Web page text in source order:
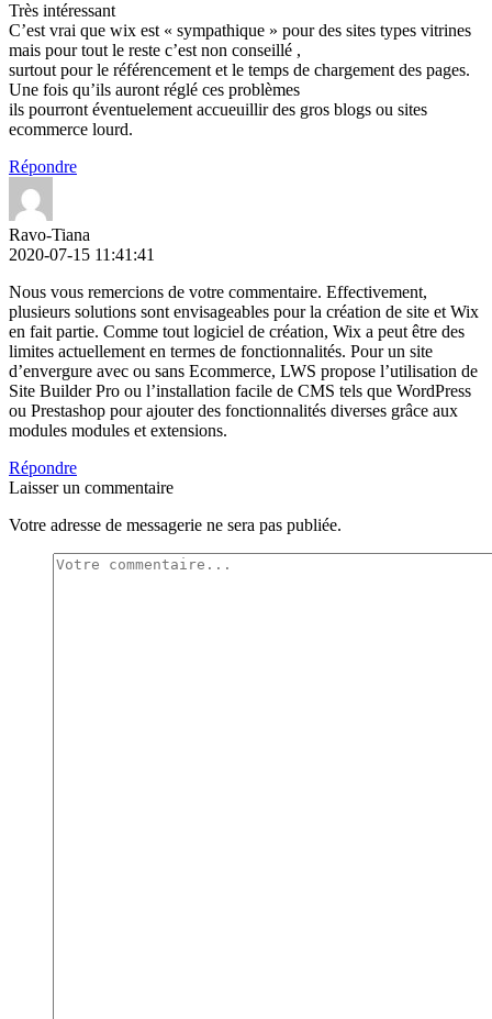
Très intéressant
C’est vrai que wix est « sympathique » pour des sites types vitrines
mais pour tout le reste c’est non conseillé ,
surtout pour le référencement et le temps de chargement des pages.
Une fois qu’ils auront réglé ces problèmes
ils pourront éventuelement accueuillir des gros blogs ou sites
ecommerce lourd.
Répondre
Ravo-Tiana
2020-07-15 11:41:41
Nous vous remercions de votre commentaire. Effectivement,
plusieurs solutions sont envisageables pour la création de site et Wix
en fait partie. Comme tout logiciel de création, Wix a peut être des
limites actuellement en termes de fonctionnalités. Pour un site
d’envergure avec ou sans Ecommerce, LWS propose l’utilisation de
Site Builder Pro ou l’installation facile de CMS tels que WordPress
ou Prestashop pour ajouter des fonctionnalités diverses grâce aux
modules modules et extensions.
Répondre
Laisser un commentaire
Votre adresse de messagerie ne sera pas publiée.